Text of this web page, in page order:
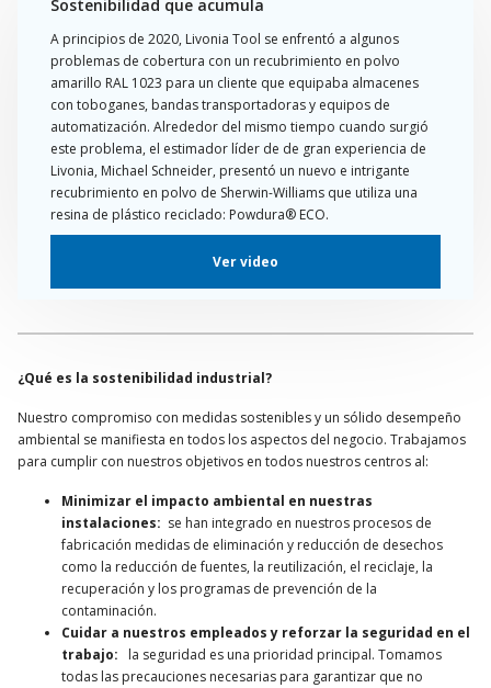
Sostenibilidad que acumula
A principios de 2020, Livonia Tool se enfrentó a algunos
problemas de cobertura con un recubrimiento en polvo
amarillo RAL 1023 para un cliente que equipaba almacenes
con toboganes, bandas transportadoras y equipos de
automatización. Alrededor del mismo tiempo cuando surgió
este problema, el estimador líder de de gran experiencia de
Livonia, Michael Schneider, presentó un nuevo e intrigante
recubrimiento en polvo de Sherwin-Williams que utiliza una
resina de plástico reciclado: Powdura® ECO.
Ver video
¿Qué es la sostenibilidad industrial?
Nuestro compromiso con medidas sostenibles y un sólido desempeño
ambiental se manifiesta en todos los aspectos del negocio. Trabajamos
para cumplir con nuestros objetivos en todos nuestros centros al:
Minimizar el impacto ambiental en nuestras
instalaciones: se han integrado en nuestros procesos de
fabricación medidas de eliminación y reducción de desechos
como la reducción de fuentes, la reutilización, el reciclaje, la
recuperación y los programas de prevención de la
contaminación.
Cuidar a nuestros empleados y reforzar la seguridad en el
trabajo: la seguridad es una prioridad principal. Tomamos
todas las precauciones necesarias para garantizar que no